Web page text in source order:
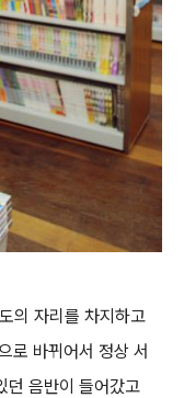
의 자리를 차지하고
로 바뀌어서 정상 서
던 음반이 들어갔고